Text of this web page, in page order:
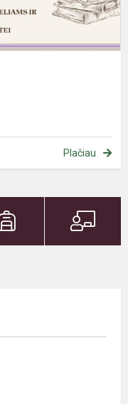
Plačiau